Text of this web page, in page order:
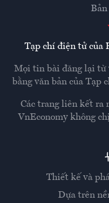
Thiết kế và
Dựa trên
Bản
Tạp chí điện tử của
Mọi tin bài đăng lại từ
bằng văn bản của Tạp
Các trang liên kết ra
VnEconomy không